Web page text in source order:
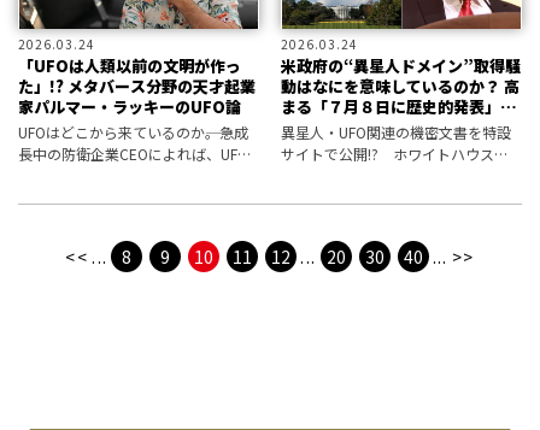
2026.03.24
「UFOは人類以前の文明が作っ
た」!? メタバース分野の天才起業
家パルマー・ラッキーのUFO論
UFOはどこから来ているのか――。急成
長中の防衛企業CEOによれば、UFO
2026.03.24
米政府の“異星人ドメイン”取得騒
動はなにを意味しているのか？ 高
まる「７月８日に歴史的発表」説
の信憑性
異星人・UFO関連の機密文書を特設
サイトで公開!? ホワイトハウスが
<< ... 8 9 10 11 12 ... 20 30 40 ... >>